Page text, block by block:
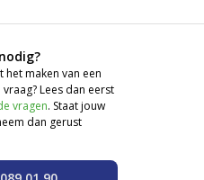
maken van een
Lees dan eerst
vragen. Staat jouw
dan gerust